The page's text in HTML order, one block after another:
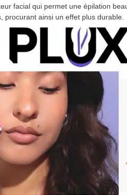
facial qui permet une épilation
procurant ainsi un effet plus durable.